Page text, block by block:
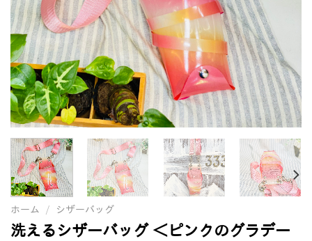
ホーム / シザーバッグ
洗えるシザーバッグ ＜ピンクのグラデー